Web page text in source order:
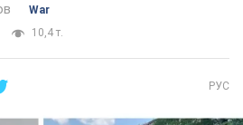
War
10,4 т.
РУС